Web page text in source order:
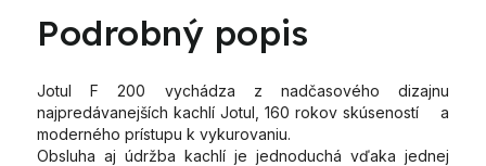
Podrobný popis
Jotul F 200 vychádza z nadčasového dizajnu
najpredávanejších kachlí Jotul, 160 rokov skúseností a
moderného prístupu k vykurovaniu.
Obsluha aj údržba kachlí je jednoduchá vďaka jednej